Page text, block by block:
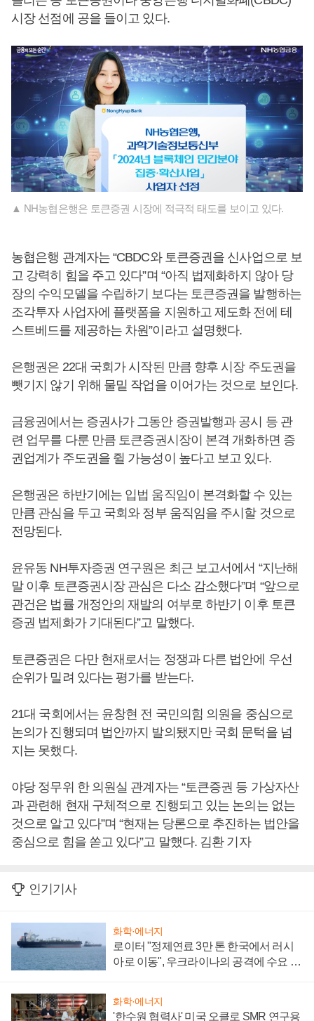
시장 선점에 공을 들이고 있다.
▲ NH농협은행은 토큰증권 시장에 적극적 태도를 보이고 있다.
농협은행 관계자는 “CBDC와 토큰증권을 신사업으로 보
고 강력히 힘을 주고 있다”며 “아직 법제화하지 않아 당
장의 수익모델을 수립하기 보다는 토큰증권을 발행하는
조각투자 사업자에 플랫폼을 지원하고 제도화 전에 테
스트베드를 제공하는 차원”이라고 설명했다.
은행권은 22대 국회가 시작된 만큼 향후 시장 주도권을
뺏기지 않기 위해 물밑 작업을 이어가는 것으로 보인다.
금융권에서는 증권사가 그동안 증권발행과 공시 등 관
련 업무를 다룬 만큼 토큰증권시장이 본격 개화하면 증
권업계가 주도권을 쥘 가능성이 높다고 보고 있다.
은행권은 하반기에는 입법 움직임이 본격화할 수 있는
만큼 관심을 두고 국회와 정부 움직임을 주시할 것으로
전망된다.
윤유동 NH투자증권 연구원은 최근 보고서에서 “지난해
말 이후 토큰증권시장 관심은 다소 감소했다”며 “앞으로
관건은 법률 개정안의 재발의 여부로 하반기 이후 토큰
증권 법제화가 기대된다”고 말했다.
토큰증권은 다만 현재로서는 정쟁과 다른 법안에 우선
순위가 밀려 있다는 평가를 받는다.
21대 국회에서는 윤창현 전 국민의힘 의원을 중심으로
논의가 진행되며 법안까지 발의됐지만 국회 문턱을 넘
지는 못했다.
야당 정무위 한 의원실 관계자는 “토큰증권 등 가상자산
과 관련해 현재 구체적으로 진행되고 있는 논의는 없는
것으로 알고 있다”며 “현재는 당론으로 추진하는 법안을
중심으로 힘을 쏟고 있다”고 말했다. 김환 기자
인기기사
화학·에너지
로이터 "정제연료 3만 톤 한국에서 러시
아로 이동", 우크라이나의 공격에 수요 늘
화학·에너지
'한수원 협력사' 미국 오클로 SMR 연구용